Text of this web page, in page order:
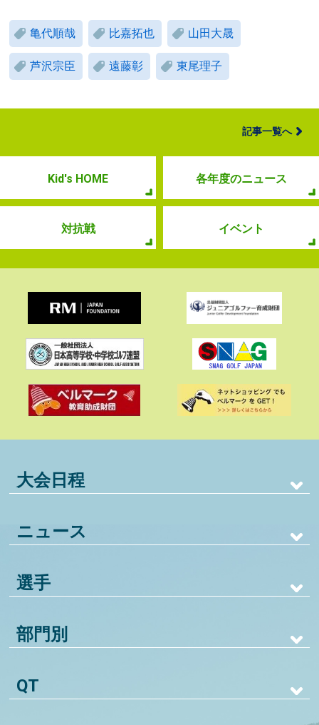
亀代順哉 比嘉拓也 山田大晟
芦沢宗臣 遠藤彰 東尾理子
記事一覧へ
Kid's HOME 各年度のニュース
対抗戦 イベント
大会日程
ニュース
選手
部門別
QT